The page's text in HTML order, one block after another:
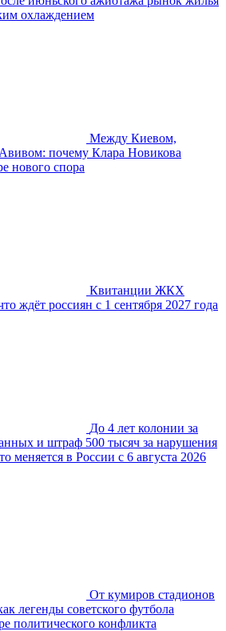
охлаждением
Между Киевом,
почему Клара Новикова
нового спора
Квитанции ЖКХ
ждёт россиян с 1 сентября 2027 года
До 4 лет колонии за
и штраф 500 тысяч за нарушения
меняется в России с 6 августа 2026
От кумиров стадионов
легенды советского футбола
политического конфликта